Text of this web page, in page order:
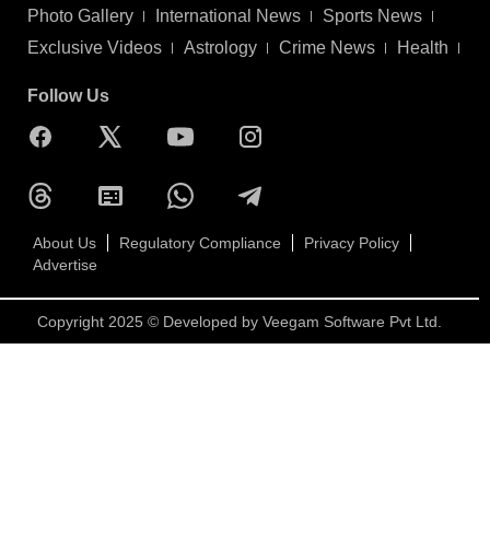
Photo Gallery
International News
Sports News
Exclusive Videos
Astrology Crime News Health
Follow Us
About Us Regulatory Compliance
Privacy Policy
Advertise
Copyright 2025 © Developed by Veegam Software Pvt Ltd.